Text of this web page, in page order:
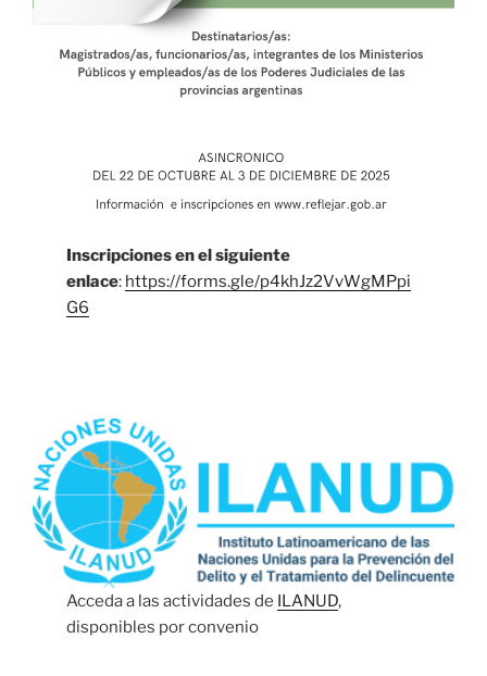
Inscripciones en el siguiente
enlace: https://forms.gle/p4khJz2VvWgMPpi
G6
Acceda a las actividades de ILANUD,
disponibles por convenio